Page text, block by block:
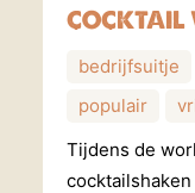
COCKTAIL
bedrijfsuitje
populair
Tijdens de